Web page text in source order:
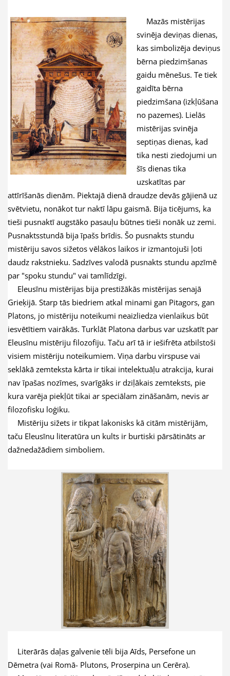
Mazās mistērijas
svinēja deviņas dienas,
kas simbolizēja deviņus
bērna piedzimšanas
gaidu mēnešus. Te tiek
gaidīta bērna
piedzimšana (izkļūšana
no pazemes). Lielās
mistērijas svinēja
septiņas dienas, kad
tika nesti ziedojumi un
šīs dienas tika
uzskatītas par
attīrīšanās dienām. Piektajā dienā draudze devās gājienā uz
svētvietu, nonākot tur naktī lāpu gaismā. Bija ticējums, ka
tieši pusnaktī augstāko pasauļu būtnes tieši nonāk uz zemi.
Pusnaktsstundā bija īpašs brīdis. Šo pusnakts stundu
mistēriju savos sižetos vēlākos laikos ir izmantojuši ļoti
daudz rakstnieku. Sadzīves valodā pusnakts stundu apzīmē
par "spoku stundu" vai tamlīdzīgi.
Eleusīnu mistērijas bija prestižākās mistērijas senajā
Grieķijā. Starp tās biedriem atkal minami gan Pitagors, gan
Platons, jo mistēriju noteikumi neaizliedza vienlaikus būt
iesvētītiem vairākās. Turklāt Platona darbus var uzskatīt par
Eleusīnu mistēriju filozofiju. Taču arī tā ir iešifrēta atbilstoši
visiem mistēriju noteikumiem. Viņa darbu virspuse vai
seklākā zemteksta kārta ir tikai intelektuāļu atrakcija, kurai
nav īpašas nozīmes, svarīgāks ir dziļākais zemteksts, pie
kura varēja piekļūt tikai ar speciālam zināšanām, nevis ar
filozofisku loģiku.
Mistēriju sižets ir tikpat lakonisks kā citām mistērijām,
taču Eleusīnu literatūra un kults ir burtiski pārsātināts ar
dažnedažādiem simboliem.
Literārās daļas galvenie tēli bija Aīds, Persefone un
Dēmetra (vai Romā- Plutons, Proserpina un Cerēra).